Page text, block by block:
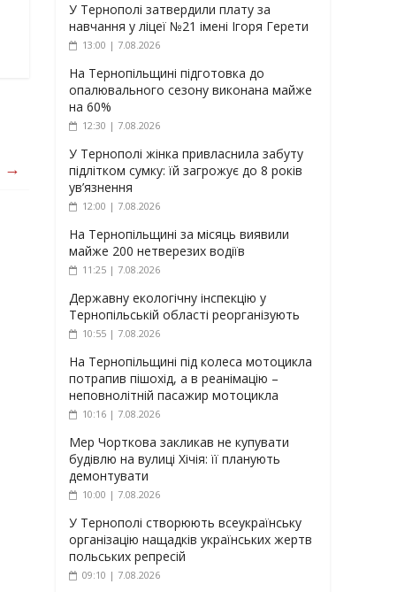
→
У Тернополі затвердили плату за
навчання у ліцеї №21 імені Ігоря Герети
13:00 | 7.08.2026
На Тернопільщині підготовка до
опалювального сезону виконана майже
на 60%
12:30 | 7.08.2026
У Тернополі жінка привласнила забуту
підлітком сумку: їй загрожує до 8 років
ув’язнення
12:00 | 7.08.2026
На Тернопільщині за місяць виявили
майже 200 нетверезих водіїв
11:25 | 7.08.2026
Державну екологічну інспекцію у
Тернопільській області реорганізують
10:55 | 7.08.2026
На Тернопільщині під колеса мотоцикла
потрапив пішохід, а в реанімацію –
неповнолітній пасажир мотоцикла
10:16 | 7.08.2026
Мер Чорткова закликав не купувати
будівлю на вулиці Хічія: її планують
демонтувати
10:00 | 7.08.2026
У Тернополі створюють всеукраїнську
організацію нащадків українських жертв
польських репресій
09:10 | 7.08.2026